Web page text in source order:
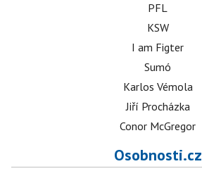
PFL
KSW
I am Figter
Sumó
Karlos Vémola
Jiří Procházka
Conor McGregor
Osobnosti.cz